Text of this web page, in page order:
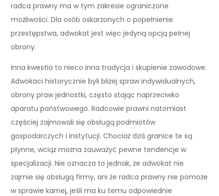
radca prawny ma w tym zakresie ograniczone
możliwości. Dla osób oskarżonych o popełnienie
przestępstwa, adwokat jest więc jedyną opcją pełnej
obrony.
Inna kwestia to nieco inna tradycja i skupienie zawodowe.
Adwokaci historycznie byli bliżej spraw indywidualnych,
obrony praw jednostki, często stając naprzeciwko
aparatu państwowego. Radcowie prawni natomiast
częściej zajmowali się obsługą podmiotów
gospodarczych i instytucji. Chociaż dziś granice te są
płynne, wciąż można zauważyć pewne tendencje w
specjalizacji. Nie oznacza to jednak, że adwokat nie
zajmie się obsługą firmy, ani że radca prawny nie pomoże
w sprawie karnej, jeśli ma ku temu odpowiednie